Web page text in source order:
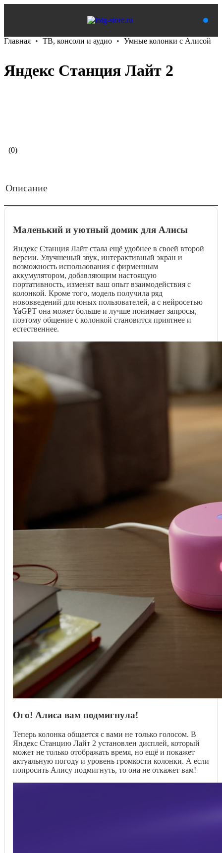
Главная ТВ, консоли и аудио Умные колонки с Алисой
Яндекс Станция Лайт 2
(0)
Описание
Маленький и уютный домик для Алисы
Яндекс Станция Лайт стала ещё удобнее в своей второй
версии. Улучшеный звук, интерактивный экран и
возможность использования с фирменным
аккумулятором, добавляющим настоящую
портативность, изменят ваш опыт взаимодействия с
колонкой. Кроме того, модель получила ряд
нововведений для юных пользователей, а с нейросетью
YaGPT она может больше и лучше понимает запросы,
поэтому общение с колонкой становится приятнее и
естественнее.
Ого! Алиса вам подмигнула!
Теперь колонка общается с вами не только голосом. В
Яндекс Станцию Лайт 2 установлен дисплей, который
может не только отображать время, но ещё и покажет
актуальную погоду и уровень громкости колонки. А если
попросить Алису подмигнуть, то она не откажет вам!